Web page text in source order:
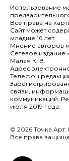
Использование
Все права на
Сайт может
младше 16 лет.
Мнение авторов
Сетевое издание
Малая К. В.
Адрес
Телефон
связи,
коммуникаций.
июля 2019 года.
© 2026 Точка Арт.
Все права